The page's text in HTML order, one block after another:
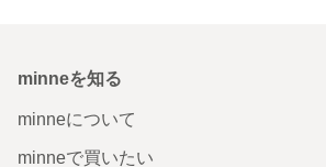
minneを知る
minneについて
minneで買いたい